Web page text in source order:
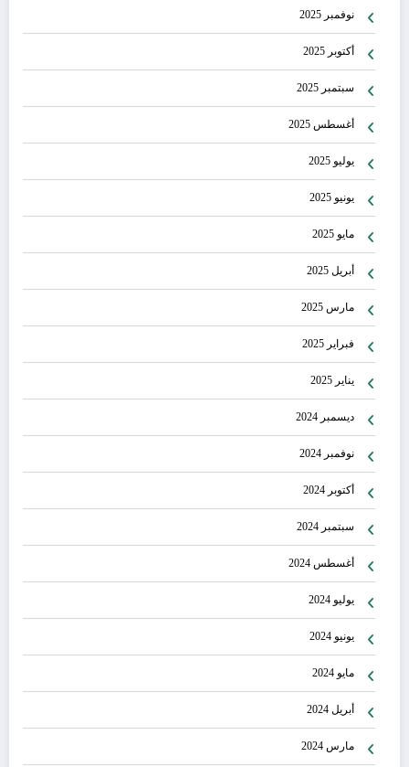
نوفمبر 2025
أكتوبر 2025
سبتمبر 2025
أغسطس 2025
يوليو 2025
يونيو 2025
مايو 2025
أبريل 2025
مارس 2025
فبراير 2025
يناير 2025
ديسمبر 2024
نوفمبر 2024
أكتوبر 2024
سبتمبر 2024
أغسطس 2024
يوليو 2024
يونيو 2024
مايو 2024
أبريل 2024
مارس 2024